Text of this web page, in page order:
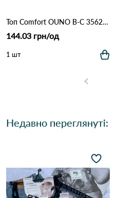
Топ Comfort OUNO B-C 3562 Різні кольори
144.03 грн/од
1 шт
Недавно переглянуті: